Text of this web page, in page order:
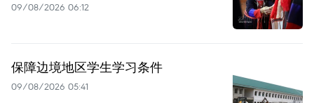
09/08/2026 06:12
保障边境地区学生学习条件
09/08/2026 05:41